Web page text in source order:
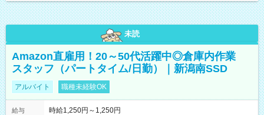
未読
Amazon直雇用！20～50代活躍中◎倉庫内作業
スタッフ（パートタイム/日勤）｜新潟南SSD
アルバイト 職種未経験OK
給与
時給1,250円～1,250円